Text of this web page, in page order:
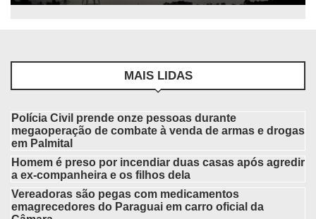
MAIS LIDAS
Polícia Civil prende onze pessoas durante
megaoperação de combate à venda de armas e drogas
em Palmital
Homem é preso por incendiar duas casas após agredir
a ex-companheira e os filhos dela
Vereadoras são pegas com medicamentos
emagrecedores do Paraguai em carro oficial da